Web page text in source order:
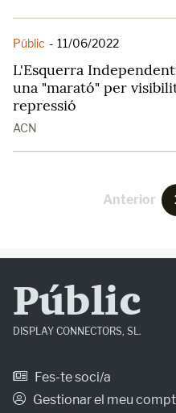
Públic - 11/06/2022
L'Esquerra
una "marató" per
repressió
ACN
Anterior
Públic
DISPLAY CONNECTORS, SL.
Fes-te soci/a
Gestionar el meu